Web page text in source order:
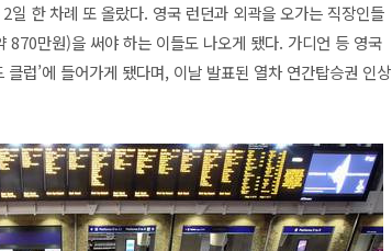
일 한 차례 또 올랐다. 영국 런던과 외곽을 오가는 직장인들
만원)을 써야 하는 이들도 나오게 됐다. 가디언 등 영국
럽’에 들어가게 됐다며, 이날 발표된 열차 연간탑승권 인상